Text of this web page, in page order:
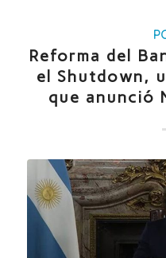
Reforma del
el Shutdown,
que anunció